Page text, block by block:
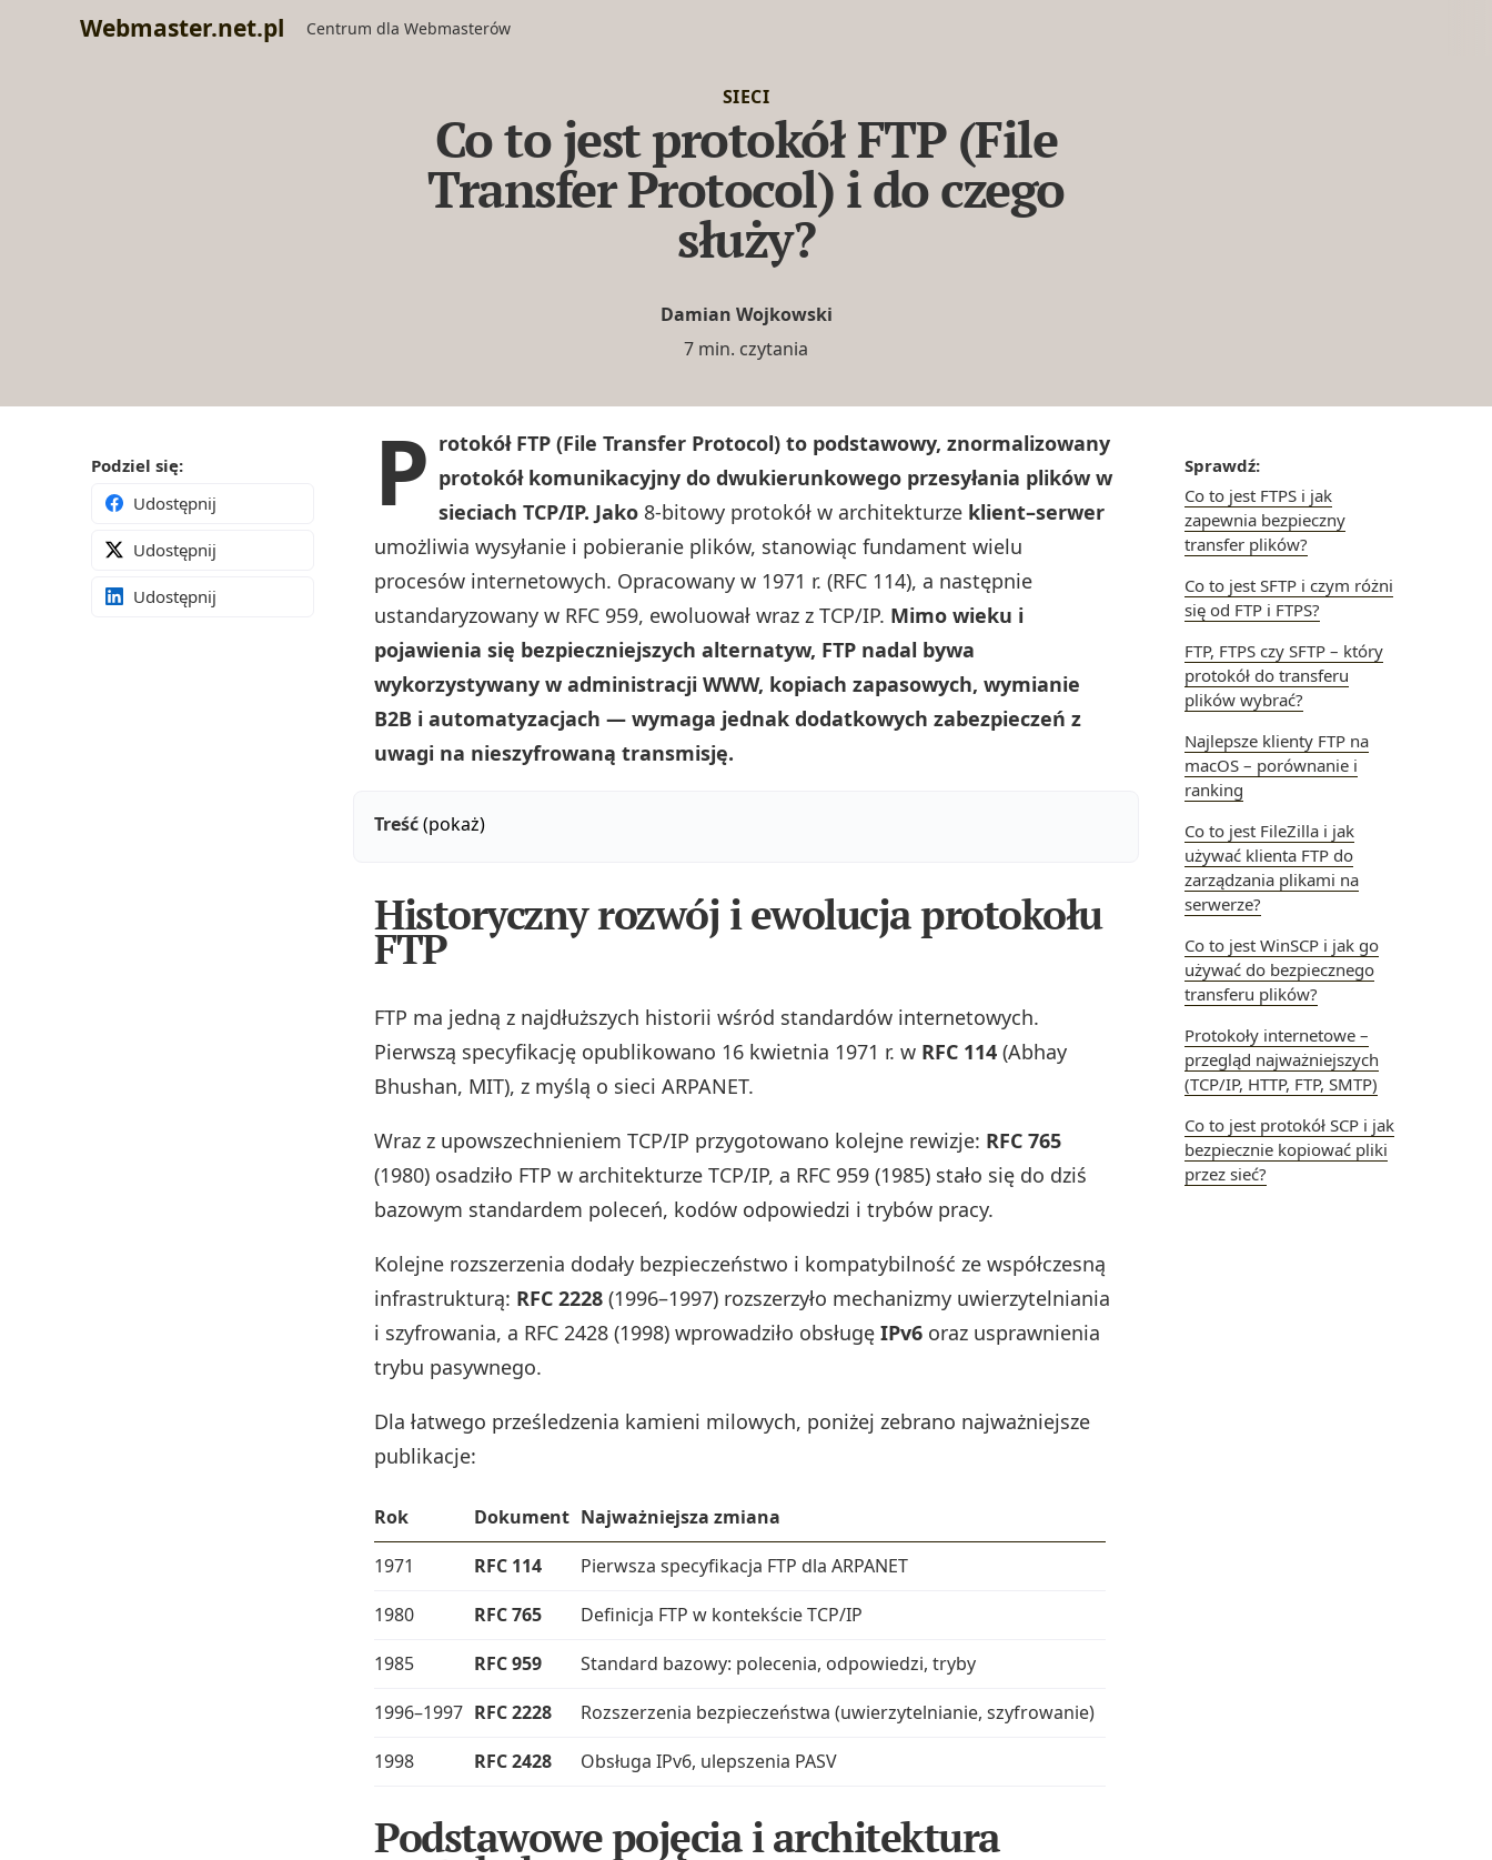
Webmaster.net.pl Centrum dla Webmasterów
SIECI
Co to jest protokół FTP (File
Transfer Protocol) i do czego
służy?
Damian Wojkowski
7 min. czytania
Sprawdź:
Co to jest FTPS i jak
zapewnia bezpieczny
transfer plików?
Co to jest SFTP i czym różni
się od FTP i FTPS?
FTP, FTPS czy SFTP – który
protokół do transferu
plików wybrać?
Najlepsze klienty FTP na
macOS – porównanie i
ranking
Co to jest FileZilla i jak
używać klienta FTP do
zarządzania plikami na
serwerze?
Co to jest WinSCP i jak go
używać do bezpiecznego
transferu plików?
Protokoły internetowe –
przegląd najważniejszych
(TCP/IP, HTTP, FTP, SMTP)
Co to jest protokół SCP i jak
bezpiecznie kopiować pliki
przez sieć?
Podziel się:
Udostępnij
Udostępnij
Udostępnij
P rotokół FTP (File Transfer Protocol) to podstawowy, znormalizowany
protokół komunikacyjny do dwukierunkowego przesyłania plików w
sieciach TCP/IP. Jako 8‑bitowy protokół w architekturze klient–serwer
umożliwia wysyłanie i pobieranie plików, stanowiąc fundament wielu
procesów internetowych. Opracowany w 1971 r. (RFC 114), a następnie
ustandaryzowany w RFC 959, ewoluował wraz z TCP/IP. Mimo wieku i
pojawienia się bezpieczniejszych alternatyw, FTP nadal bywa
wykorzystywany w administracji WWW, kopiach zapasowych, wymianie
B2B i automatyzacjach — wymaga jednak dodatkowych zabezpieczeń z
uwagi na nieszyfrowaną transmisję.
Treść(pokaż)
Historyczny rozwój i ewolucja protokołu
FTP
FTP ma jedną z najdłuższych historii wśród standardów internetowych.
Pierwszą specyfikację opublikowano 16 kwietnia 1971 r. w RFC 114 (Abhay
Bhushan, MIT), z myślą o sieci ARPANET.
Wraz z upowszechnieniem TCP/IP przygotowano kolejne rewizje: RFC 765
(1980) osadziło FTP w architekturze TCP/IP, a RFC 959 (1985) stało się do dziś
bazowym standardem poleceń, kodów odpowiedzi i trybów pracy.
Kolejne rozszerzenia dodały bezpieczeństwo i kompatybilność ze współczesną
infrastrukturą: RFC 2228 (1996–1997) rozszerzyło mechanizmy uwierzytelniania
i szyfrowania, a RFC 2428 (1998) wprowadziło obsługę IPv6 oraz usprawnienia
trybu pasywnego.
Dla łatwego prześledzenia kamieni milowych, poniżej zebrano najważniejsze
publikacje:
Rok Dokument Najważniejsza zmiana
1971
RFC 114
Pierwsza specyfikacja FTP dla ARPANET
1980
RFC 765
Definicja FTP w kontekście TCP/IP
1985
RFC 959
Standard bazowy: polecenia, odpowiedzi, tryby
1996–1997 RFC 2228
Rozszerzenia bezpieczeństwa (uwierzytelnianie, szyfrowanie)
1998
RFC 2428 Obsługa IPv6, ulepszenia PASV
Podstawowe pojęcia i architektura